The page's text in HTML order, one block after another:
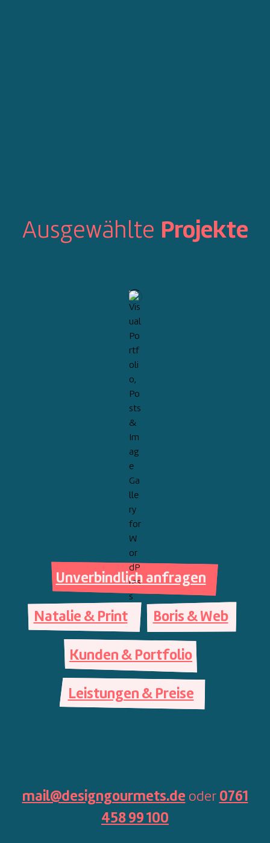
Ausgewählte Projekte
Unverbindlich anfragen
Natalie & Print Boris & Web
Kunden & Portfolio
Leistungen & Preise
mail@designgourmets.de oder 0761
458 99 100